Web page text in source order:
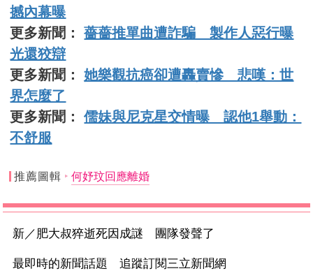
撼內幕曝
更多新聞：薔薔推單曲遭詐騙 製作人惡行曝
光還狡辯
更多新聞：她樂觀抗癌卻遭轟賣慘 悲嘆：世
界怎麼了
更多新聞：儒妹與尼克星交情曝 認他1舉動：
不舒服
推薦圖輯 何妤玟回應離婚
新／肥大叔猝逝死因成謎 團隊發聲了
最即時的新聞話題 追蹤訂閱三立新聞網